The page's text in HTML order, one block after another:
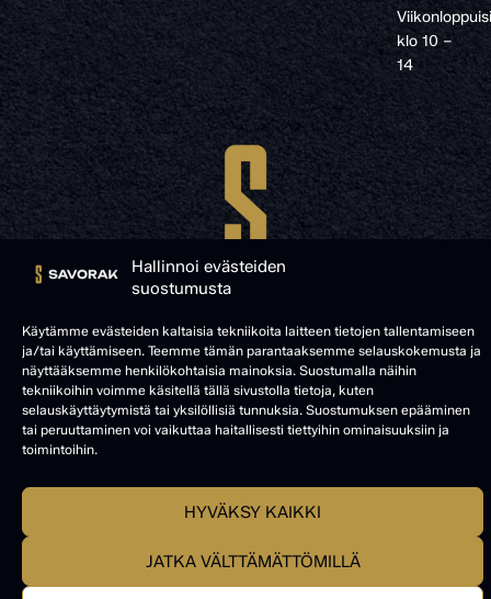
Hallinnoi evästeiden
suostumusta
Käytämme evästeiden kaltaisia tekniikoita laitteen tietojen tallentamiseen
ja/tai käyttämiseen. Teemme tämän parantaaksemme selauskokemusta ja
näyttääksemme henkilökohtaisia mainoksia. Suostumalla näihin
tekniikoihin voimme käsitellä tällä sivustolla tietoja, kuten
selauskäyttäytymistä tai yksilöllisiä tunnuksia. Suostumuksen epääminen
tai peruuttaminen voi vaikuttaa haitallisesti tiettyihin ominaisuuksiin ja
toimintoihin.
HYVÄKSY KAIKKI
JATKA VÄLTTÄMÄTTÖMILLÄ
klo 10 –
14
© SAVORAK 2025